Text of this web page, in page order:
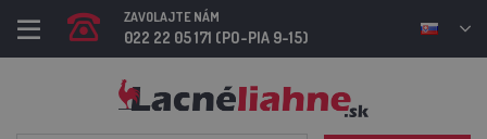
ZAVOLAJTE NÁM
022 22 05 171 (PO-PIA 9-15)